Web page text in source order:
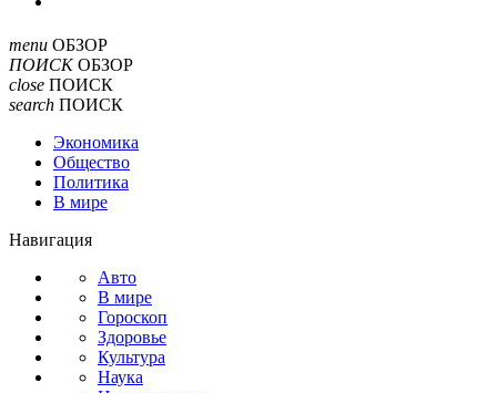
menu ОБЗОР
ПОИСК ОБЗОР
close ПОИСК
search ПОИСК
Экономика
Общество
Политика
В мире
Навигация
Авто
В мире
Гороскоп
Здоровье
Культура
Наука